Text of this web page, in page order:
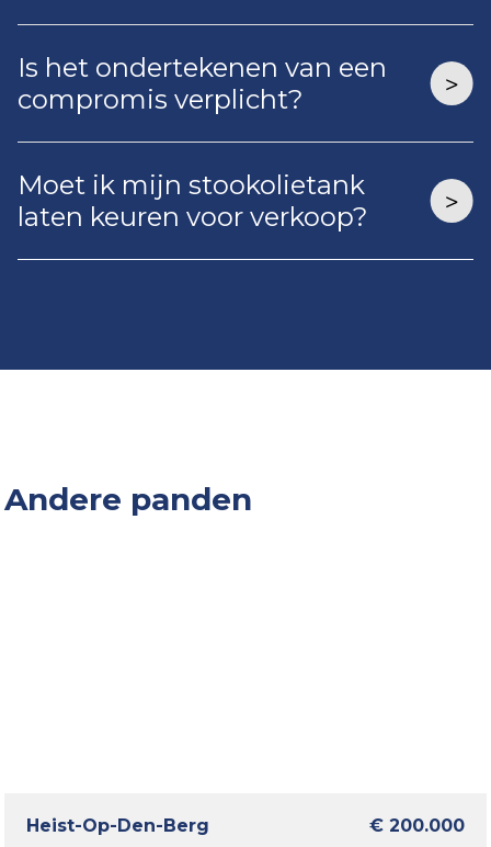
Is het ondertekenen van een
compromis verplicht?
Moet ik mijn stookolietank
laten keuren voor verkoop?
Andere panden
Heist-Op-Den-Berg
€ 200.000